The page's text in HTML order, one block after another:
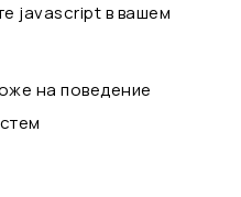
javascript в вашем
на поведение